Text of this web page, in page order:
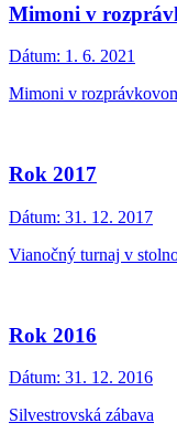
Mimoni v
Dátum: 1. 6. 2021
Mimoni v
Rok 2017
Dátum: 31. 12. 2017
Vianočný turnaj v
Rok 2016
Dátum: 31. 12. 2016
Silvestrovská zábava